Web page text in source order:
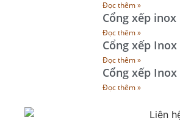
Đọc thêm »
Cổng xếp inox
Đọc thêm »
Cổng xếp
Đọc thêm »
Cổng xếp
Đọc thêm »